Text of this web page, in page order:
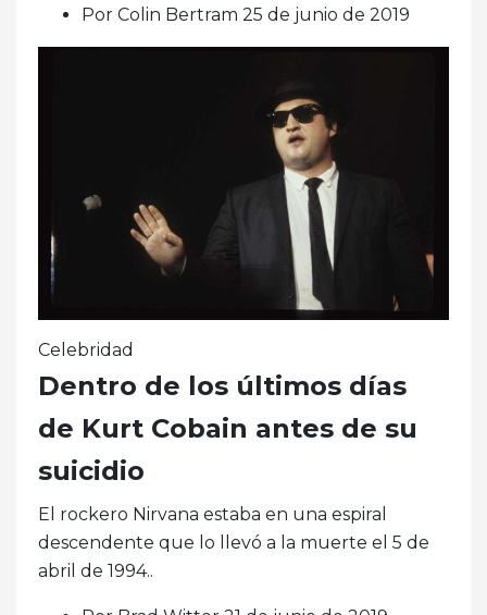
Por Colin Bertram 25 de junio de 2019
Celebridad
Dentro de los últimos días
de Kurt Cobain antes de su
suicidio
El rockero Nirvana estaba en una espiral
descendente que lo llevó a la muerte el 5 de
abril de 1994..